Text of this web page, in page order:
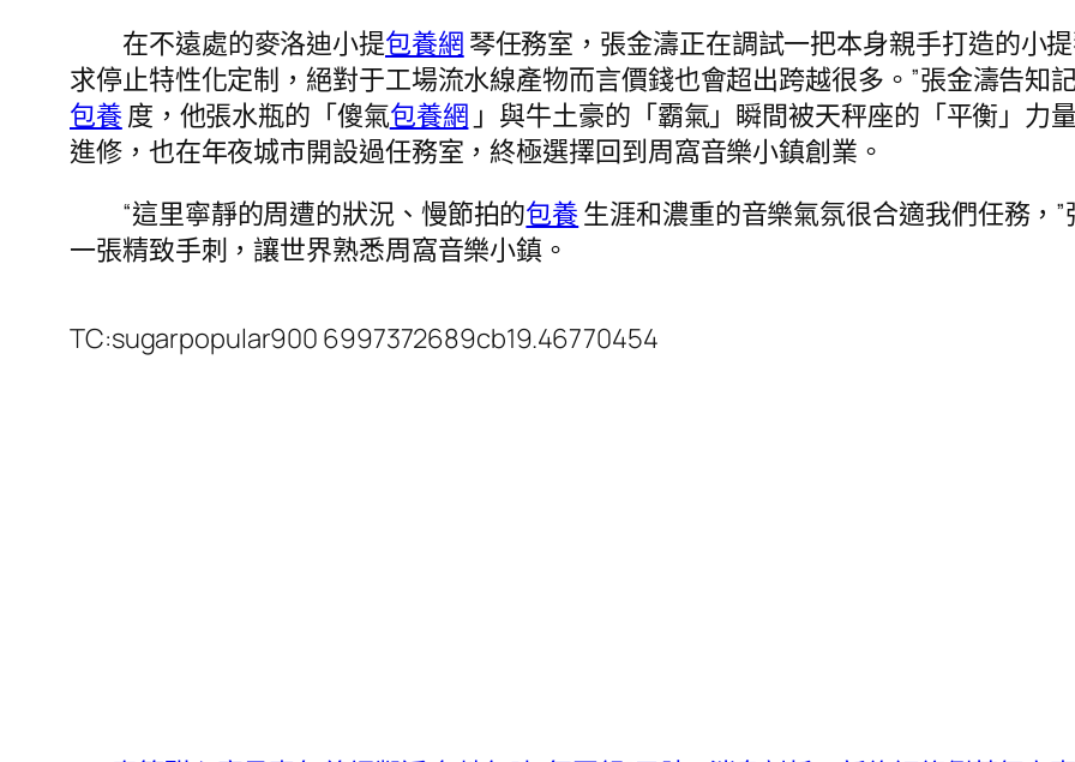
在不遠處的麥洛迪小提包養網 琴任務室，張金濤正在調試一把本身親手打造的小
求停止特性化定制，絕對于工場流水線產物而言價錢也會超出跨越很多。”張金濤告知
包養 度，他張水瓶的「傻氣包養網 」與牛土豪的「霸氣」瞬間被天秤座的「平衡」力
進修，也在年夜城市開設過任務室，終極選擇回到周窩音樂小鎮創業。
“這里寧靜的周遭的狀況、慢節拍的包養 生涯和濃重的音樂氣氛很合適我們任務，
一張精致手刺，讓世界熟悉周窩音樂小鎮。
TC:sugarpopular900 6997372689cb19.46770454